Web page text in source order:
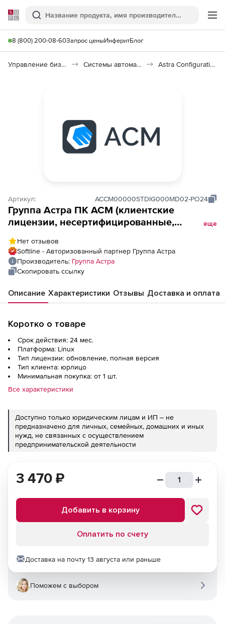
Softline
Поиск
8 (800) 200-08-60Запрос ценыИнферитБлог
Управление бизнесом, CRM/ERP Системы автоматизации Astra Configuration Manager
Артикул: ACCM00000STDIG000MD02-PO24
Группа Астра ПК ACM (клиентские
лицензии, несертифицированные,
РДЦП.10301-01 редакция Standard, на 1
управляемое устройство, способ передачи
электронный, сроком на 24 мес., с
мес.
еще
Нет отзывов
Softline - Авторизованный партнер Группа Астра
Производитель: Группа Астра
Скопировать ссылку
Описание Характеристики Отзывы Доставка и оплата
Коротко о товаре
Срок действия: 24 мес.
Платформа: Linux
Тип лицензии: обновление, полная версия
Тип клиента: юрлицо
Минимальная покупка: от 1 шт.
Все характеристики
Доступно только юридическим лицам и ИП – не
предназначено для личных, семейных, домашних и иных
нужд, не связанных с осуществлением
предпринимательской деятельности
3 470 ₽
Добавить в корзину
Оплатить по счету
Доставка на почту 13 августа или раньше
Поможем с выбором